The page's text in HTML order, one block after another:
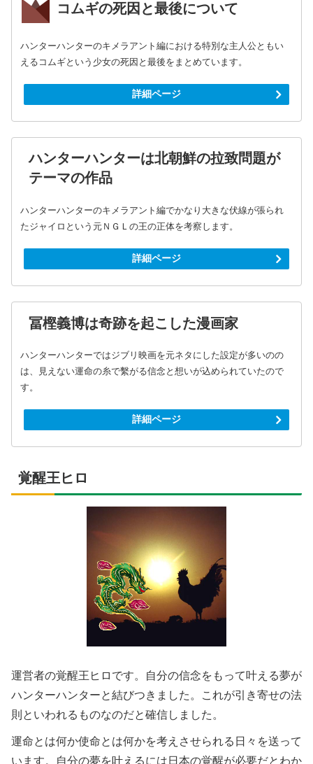
コムギの死因と最後について
ハンターハンターのキメラアント編における特別な主人公ともい
えるコムギという少女の死因と最後をまとめています。
詳細ページ
ハンターハンターは北朝鮮の拉致問題が
テーマの作品
ハンターハンターのキメラアント編でかなり大きな伏線が張られ
たジャイロという元ＮＧＬの王の正体を考察します。
詳細ページ
冨樫義博は奇跡を起こした漫画家
ハンターハンターではジブリ映画を元ネタにした設定が多いのの
は、見えない運命の糸で繫がる信念と想いが込められていたので
す。
詳細ページ
覚醒王ヒロ
運営者の覚醒王ヒロです。自分の信念をもって叶える夢が
ハンターハンターと結びつきました。これが引き寄せの法
則といわれるものなのだと確信しました。
運命とは何か使命とは何かを考えさせられる日々を送って
います。自分の夢を叶えるには日本の覚醒が必要だとわか